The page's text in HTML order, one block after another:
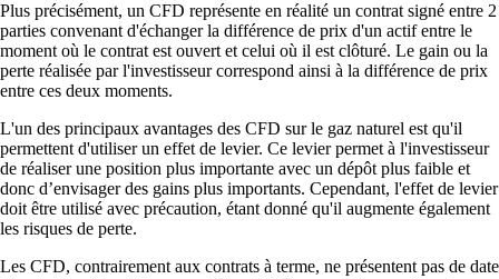
Plus précisément, un CFD représente en réalité un contrat signé entre 2
parties convenant d'échanger la différence de prix d'un actif entre le
moment où le contrat est ouvert et celui où il est clôturé. Le gain ou la
perte réalisée par l'investisseur correspond ainsi à la différence de prix
entre ces deux moments.
L'un des principaux avantages des CFD sur le gaz naturel est qu'il
permettent d'utiliser un effet de levier. Ce levier permet à l'investisseur
de réaliser une position plus importante avec un dépôt plus faible et
donc d’envisager des gains plus importants. Cependant, l'effet de levier
doit être utilisé avec précaution, étant donné qu'il augmente également
les risques de perte.
Les CFD, contrairement aux contrats à terme, ne présentent pas de date